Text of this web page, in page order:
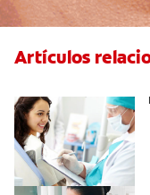
Artículos